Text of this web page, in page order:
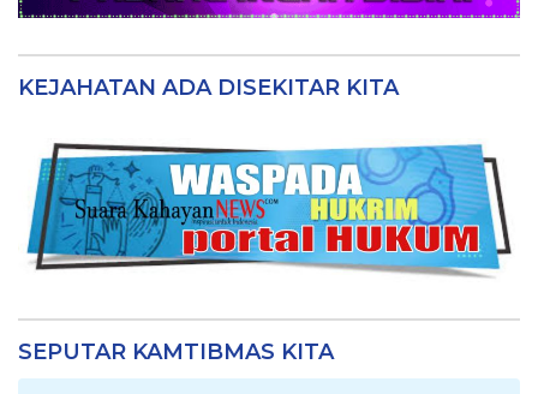
KEJAHATAN ADA DISEKITAR KITA
SEPUTAR KAMTIBMAS KITA